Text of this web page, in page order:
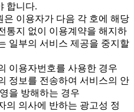
합니다.
이용자가 다음 각 호에 해당
통지 없이 이용계약을 해지하
일부의 서비스 제공을 중지할
이용자번호를 사용한 경우
정보를 전송하여 서비스의 안
을 방해하는 경우
의 의사에 반하는 광고성 정